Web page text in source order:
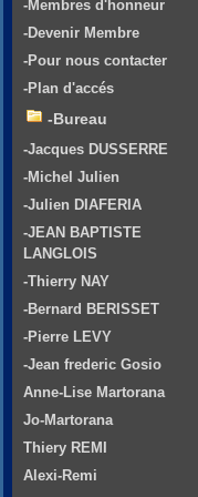
-Membres d'honneur
-Devenir Membre
-Pour nous contacter
-Plan d'accés
-Bureau
-Jacques DUSSERRE
-Michel Julien
-Julien DIAFERIA
-JEAN BAPTISTE
LANGLOIS
-Thierry NAY
-Bernard BERISSET
-Pierre LEVY
-Jean frederic Gosio
Anne-Lise Martorana
Jo-Martorana
Thiery REMI
Alexi-Remi